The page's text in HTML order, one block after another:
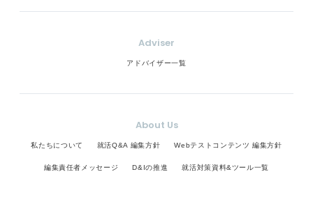
Adviser
アドバイザー一覧
About Us
私たちについて 就活Q&A 編集方針 Webテストコンテンツ 編集方針
編集責任者メッセージ D&Iの推進 就活対策資料&ツール一覧